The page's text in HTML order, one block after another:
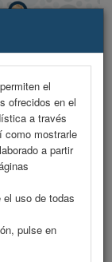
el
ofrecidos en el
a través
como mostrarle
a partir
uso de todas
pulse en